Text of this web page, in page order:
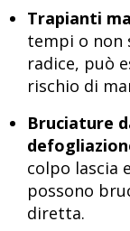
Trapianti
tempi o non
radice, può
rischio di
Bruciature
colpo lascia
possono
diretta.